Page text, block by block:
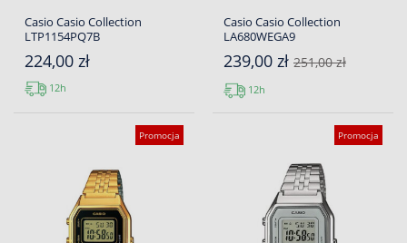
Casio Casio Collection
LTP1154PQ7B
224,00 zł
12h
Casio Casio Collection
LA680WEGA9
239,00 zł 251,00 zł
12h
Promocja Promocja